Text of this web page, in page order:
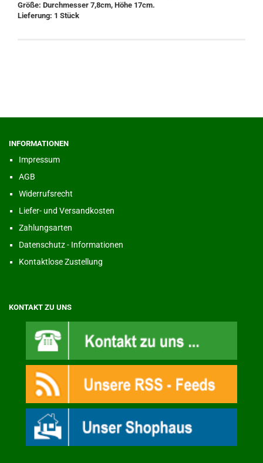
Größe: Durchmesser 7,8cm, Höhe 17cm.
Lieferung: 1 Stück
INFORMATIONEN
Impressum
AGB
Widerrufsrecht
Liefer- und Versandkosten
Zahlungsarten
Datenschutz - Informationen
Kontaktlose Zustellung
KONTAKT ZU UNS